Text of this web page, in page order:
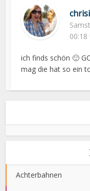
00:18
ich finds schön 🙂
mag die hat so ein
Achterbahnen